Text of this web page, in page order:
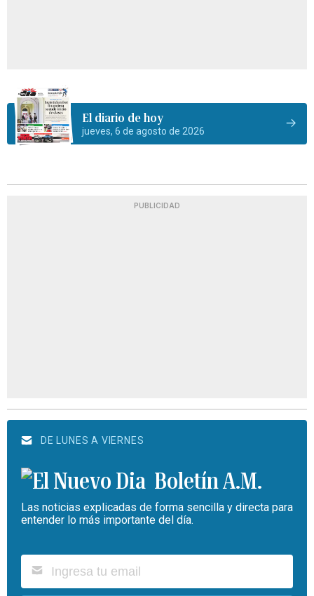
El diario de hoy
jueves, 6 de agosto de 2026
PUBLICIDAD
DE LUNES A VIERNES
Boletín A.M.
Las noticias explicadas de forma sencilla y directa para
entender lo más importante del día.